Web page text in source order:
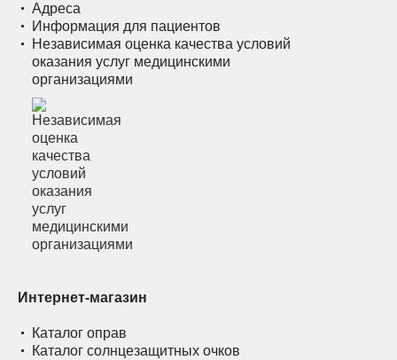
Адреса
Информация для пациентов
Независимая оценка качества условий
оказания услуг медицинскими
организациями
Интернет-магазин
Каталог оправ
Каталог солнцезащитных очков